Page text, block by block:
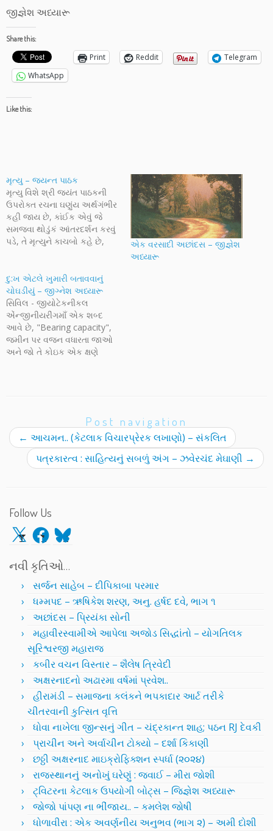
જીજ્ઞેશ અધ્યારૂ
Share this:
Print Reddit
Telegram
WhatsApp
Like this:
મૃત્યુ – જયન્ત પાઠક
મૃત્યુ વિશે શ્રી જયંત પાઠકની
ઉપરોક્ત રચના ઘણુંય અર્થગંભીર
કહી જાય છે, કાંઈક એવું જે
સમજવા થોડુંકં આંતરદર્શન કરવું
પડે, તે મૃત્યુને કાચબો કહે છે,
તેમની આગવી છટામાં આપે છે.
જીવનની ઘણી તારીખો, ક્ષણો
આખાય જીવનની દિશા બદલી
દેતી…
એક વરસાદી અછાંદસ – જીજ્ઞેશ
અધ્યારૂ
દુ:ખ એટલે ખુમારી બતાવવાનું
ચોઘડીયું – જીગ્નેશ અધ્યારૂ
સિવિલ - જીયોટેકનીકલ
એંન્જીનીયરીંગમાઁ એક શબ્દ
આવે છે, "Bearing capacity",
જમીન પર વજન વધારતા જાઓ
અને જો તે કોઇક એક ક્ષણે
આવે અને જો તે સફળ થાય…Post navigation
← આચમન.. (કેટલાક વિચારપ્રેરક લખાણો) – સંકલિત
પત્રકારત્વ : સાહિત્યનું સબળું અંગ – ઝવેરચંદ મેઘાણી →
Follow Us
X Facebook
Bluesky
નવી કૃતિઓ…
સર્જન સાહેબ – દીપિકાબા પરમાર
ધમ્મપદ – ઋષિકેશ શરણ, અનુ. હર્ષદ દવે, ભાગ ૧
અછાંદસ – પ્રિયંકા સોની
મહાવીરસ્વામીએ આપેલા અજોડ સિદ્ધાંતો – યોગતિલક
સૂરિશ્વરજી મહારાજ
કબીર વચન વિસ્તાર – શૈલેષ ત્રિવેદી
અક્ષરનાદનો અઢારમા વર્ષમાં પ્રવેશ..
હીરામંડી – સમાજના કલંકને ભપકાદાર આર્ટ તરીકે
ચીતરવાની કુત્સિત વૃત્તિ
ધોવા નાખેલા જીન્સનું ગીત – ચંદ્રકાન્ત શાહ; પઠન RJ દેવકી
પ્રાચીન અને અર્વાચીન ટોક્યો – દર્શા કિકાણી
છઠ્ઠી અક્ષરનાદ માઇક્રોફિક્શન સ્પર્ધા (૨૦૨૪)
રાજસ્થાનનું અનોખું ઘરેણું : જવાઈ – મીરા જોશી
ટ્વિટરના કેટલાક ઉપયોગી બોટ્સ – જિજ્ઞેશ અધ્યારૂ
જોજો પાંપણ ના ભીંજાય.. – કમલેશ જોષી
ધોળાવીરા : એક અવર્ણનીય અનુભવ (ભાગ ૨) – અમી દોશી